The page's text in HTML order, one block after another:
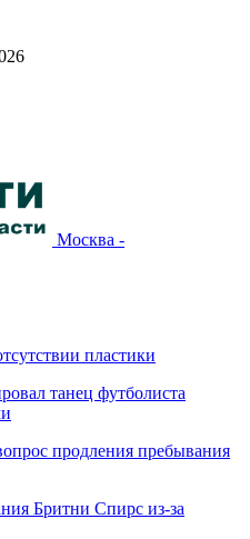
Москва -
пластики
танец футболиста
продления пребывания
Бритни Спирс из-за